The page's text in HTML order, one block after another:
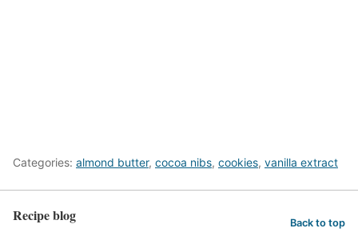
Categories: almond butter, cocoa nibs, cookies, vanilla extract
Recipe blog Back to top